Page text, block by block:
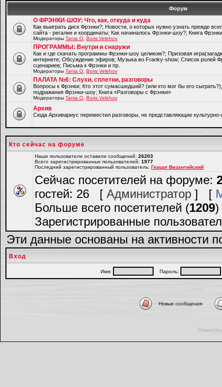
Форум
О ФРЭНКИ-ШОУ: Что, как, откуда и куда
Как выиграть диск Фрэнки?; Новости, о которых нужно узнать прежде
сайта - регалии и координаты; Как начиналось Фрэнки-шоу?; Книга
Модераторы Tania O Boris Velehov
ПРОГРАММЫ: Внутри и снаружи
Как и где скачать программы Фрэнки-шоу целиком?; Призовая
интернете; Обсуждение эфиров; Музыка во Franky-show; Список ролей
сценариев; Письма к Фрэнки и пр.
Модераторы Tania O Boris Velehov
ПАЛАТА №6: Слухи, сплетни, разговоры
Вопросы к Фрэнки; Кто этот сумасшедший? (или кто мог бы его
подражания Фрэнки-шоу; Книга «Разговоры с Фрэнки»
Модераторы Tania O Boris Velehov
Архив
Cюда Архивариус переместил разговоры, не представляющие культурно-
Кто сейчас на форуме
Наши пользователи оставили сообщений: 26203
Всего зарегистрированных пользователей: 1977
Последний зарегистрированный пользователь: Герцог Византийский
Сейчас посетителей на форуме:
гостей: 26 [ Администратор ] [
Больше всего посетителей (1209)
Зарегистрированные
Эти данные основаны на активности
Вход
Имя: Пароль:
Новые сообщения
Powered by